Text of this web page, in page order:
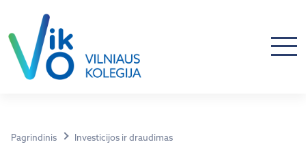
Pagrindinis Investicijos ir draudimas